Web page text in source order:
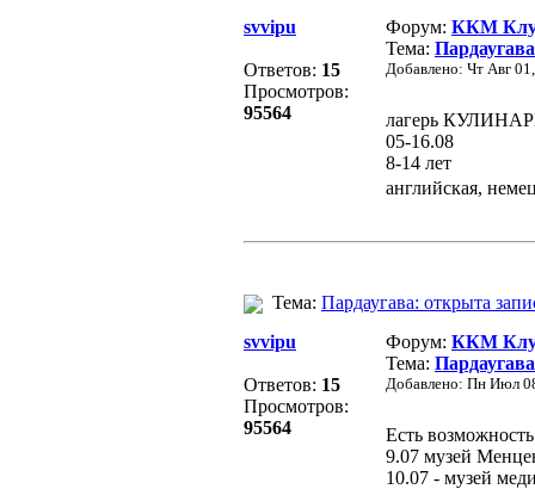
svvipu
Ответов: 15
Просмотров:
95564
Форум: ККМ
Тема:
Добавлено: Чт Авг
лагерь
05-16.08
8-14 лет
английская,
Тема: Пардаугава: открыта
svvipu
Ответов: 15
Просмотров:
95564
Форум: ККМ
Тема:
Добавлено: Пн Июл
Есть
9.07 музей
10.07 - музей